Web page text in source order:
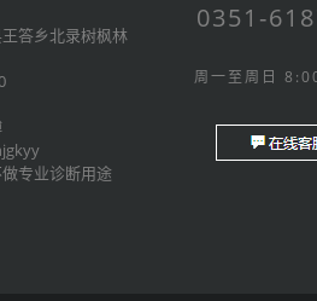
答乡北录树枫林
专业诊断用途
0351-
周一至周日